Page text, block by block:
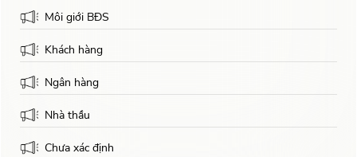
Môi giới BĐS
Khách hàng
Ngân hàng
Nhà thầu
Chưa xác định